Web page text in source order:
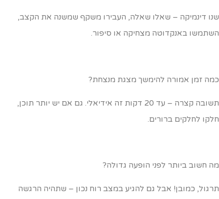
דינמיקה – שאלו שאלה, העבירו משקף שמשנה את הקצב,
באנקדוטה מצחיקה או סיפור.
זמן אמורה להימשך מצגת מנצחת?
תשובה קצרה – עד 20 דקות זה אידיאלי. גם אם יש יותר תוכן,
לחלקים ברורים.
חשוב ביותר לפני הופעה גדולה?
כמובן! אבל גם להגיע במצב רוח נכון – שתהיה הרגשה